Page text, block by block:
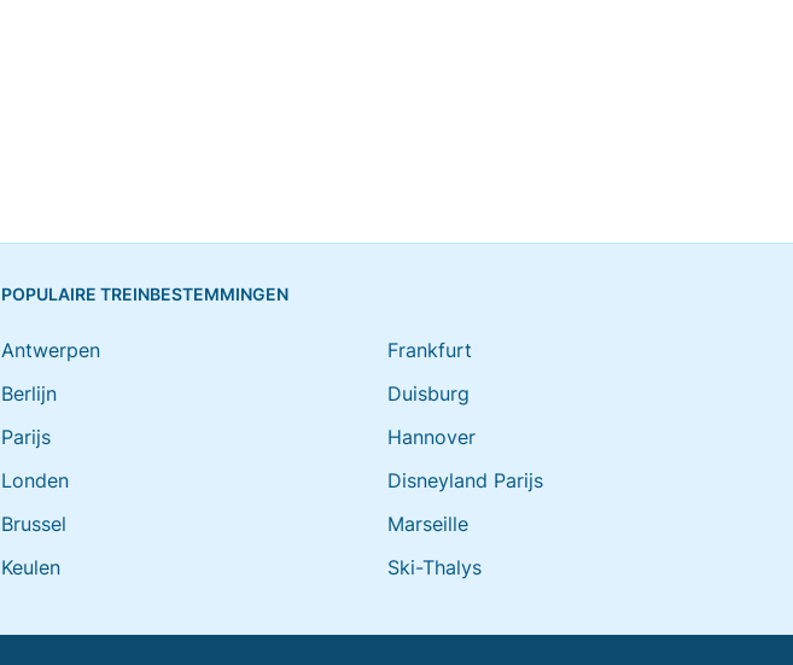
POPULAIRE TREINBESTEMMINGEN
Antwerpen
Berlijn
Parijs
Londen
Brussel
Keulen
Frankfurt
Duisburg
Hannover
Disneyland Parijs
Marseille
Ski-Thalys